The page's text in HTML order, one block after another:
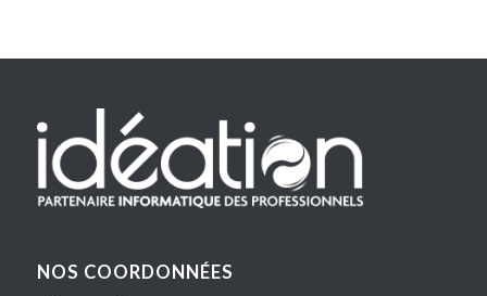
NOS COORDONNÉES